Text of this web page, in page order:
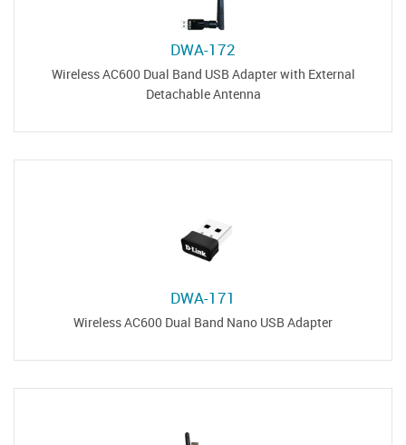
DWA-172
Wireless AC600 Dual Band USB Adapter with External
Detachable Antenna
DWA-171
Wireless AC600 Dual Band Nano USB Adapter